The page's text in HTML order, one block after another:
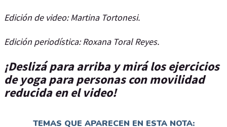
Edición de video: Martina Tortonesi.
Edición periodística: Roxana Toral Reyes.
¡Deslizá para arriba y mirá los ejercicios
de yoga para personas con movilidad
reducida en el video!
TEMAS QUE APARECEN EN ESTA NOTA: